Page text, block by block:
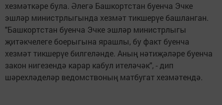
хезмәткәре була. Әлегә Башкортстан буенча Эчке
эшләр министрлыгында хезмәт тикшерүе башланган.
"Башкортстан буенча Эчке эшләр министрлыгы
җитәкчелеге боерыгына ярашлы, бу факт буенча
хезмәт тикшерүе билгеләнде. Аның нәтиҗәләре буенча
закон нигезендә карар кабул ителәчәк", - дип
шәрехләделәр ведомствоның матбугат хезмәтендә.